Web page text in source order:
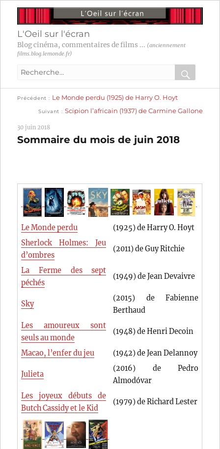
L'Oeil sur l'écran
Blog cinéma, commentaires de films ... (anciennement
films.blog.lemonde.fr)
Recherche
:
OK
Navigation
l’article
Précédent
précédente :
Le Monde perdu (1925) de Harry O. Hoyt
Suivant
suivante :
Scipion l’africain (1937) de Carmine Gallone
30 juin 2018
Sommaire du mois de juin 2018
Le Monde perdu
(1925) de Harry O. Hoyt
Sherlock Holmes: Jeu
d’ombres
(2011) de Guy Ritchie
La Ferme des sept
péchés
(1949) de Jean Devaivre
Sky
(2015) de Fabienne
Berthaud
Les amoureux sont
seuls au monde
(1948) de Henri Decoin
Macao, l’enfer du jeu (1942) de Jean Delannoy
Julieta
(2016) de Pedro
Almodóvar
Les joyeux débuts de
Butch Cassidy et le Kid
(1979) de Richard Lester